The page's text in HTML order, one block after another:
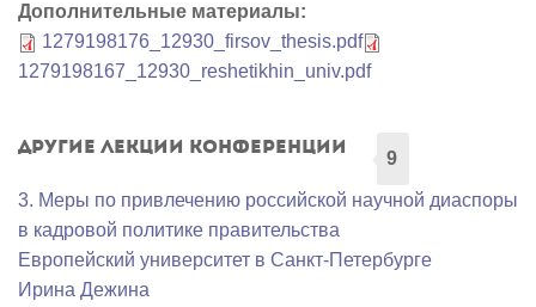
Дополнительные материалы:
1279198176_12930_firsov_thesis.pdf
1279198167_12930_reshetikhin_univ.pdf
Другие лекции конференции
9
3. Меры по привлечению российской научной диаспоры
в кадровой политике правительства
Европейский университет в Санкт-Петербурге
Ирина Дежина